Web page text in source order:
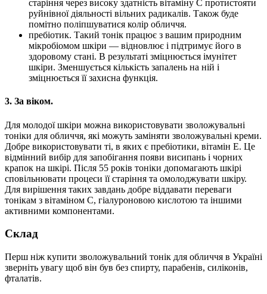
старіння через високу здатність вітаміну С протистояти
руйнівної діяльності вільних радикалів. Також буде
помітно поліпшуватися колір обличчя.
пребіотик. Такий тонік працює з вашим природним
мікробіомом шкіри — відновлює і підтримує його в
здоровому стані. В результаті зміцнюється імунітет
шкіри. Зменшується кількість запалень на ній і
зміцнюється її захисна функція.
3. За віком.
Для молодої шкіри можна використовувати зволожувальні
тоніки для обличчя, які можуть заміняти зволожувальні креми.
Добре використовувати ті, в яких є пребіотики, вітамін Е. Це
відмінний вибір для запобігання появи висипань і чорних
крапок на шкірі. Після 55 років тоніки допомагають шкірі
сповільнювати процеси її старіння та омолоджувати шкіру.
Для вирішення таких завдань добре віддавати переваги
тонікам з вітаміном С, гіалуроновою кислотою та іншими
активними компонентами.
Склад
Перш ніж купити зволожувальний тонік для обличчя в Україні
зверніть увагу щоб він був без спирту, парабенів, силіконів,
фталатів.